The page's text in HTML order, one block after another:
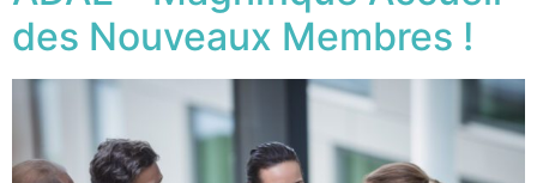
des Nouveaux Membres !